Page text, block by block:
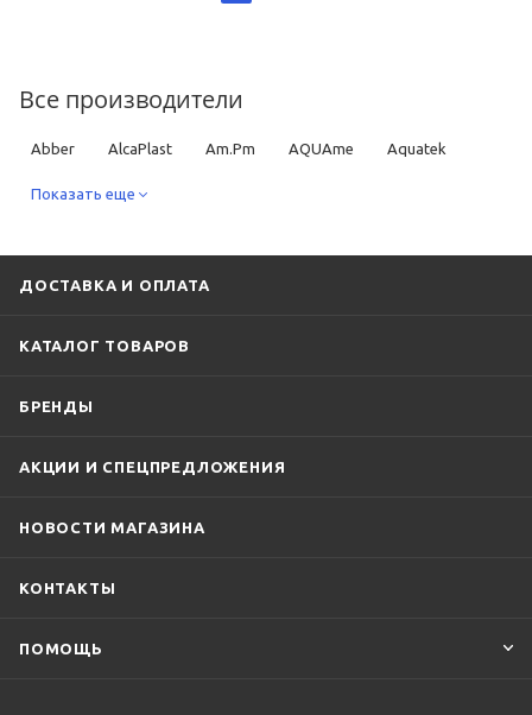
Все производители
Abber AlcaPlast Am.Pm AQUAme Aquatek
ArtCeram Benesque
Jacob Delafon Laufen
Показать еще
ДОСТАВКА И ОПЛАТА
КАТАЛОГ ТОВАРОВ
БРЕНДЫ
АКЦИИ И СПЕЦПРЕДЛОЖЕНИЯ
НОВОСТИ МАГАЗИНА
КОНТАКТЫ
ПОМОЩЬ